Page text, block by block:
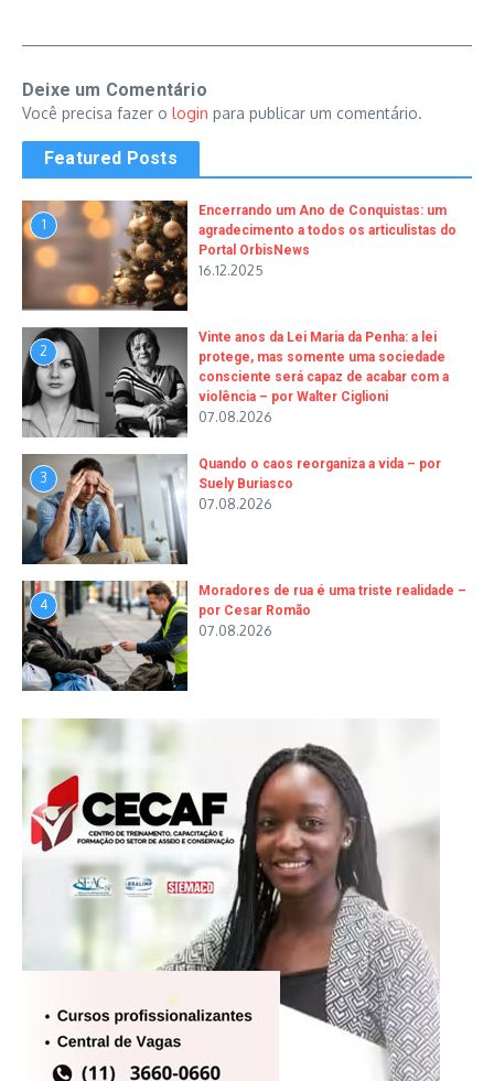
Deixe um Comentário
Você precisa fazer o login para publicar um comentário.
Featured Posts
1
Encerrando um Ano de Conquistas: um
agradecimento a todos os articulistas do
Portal OrbisNews
16.12.2025
2
Vinte anos da Lei Maria da Penha: a lei
protege, mas somente uma sociedade
consciente será capaz de acabar com a
violência – por Walter Ciglioni
07.08.2026
3
Quando o caos reorganiza a vida – por
Suely Buriasco
07.08.2026
4
Moradores de rua é uma triste realidade –
por Cesar Romão
07.08.2026